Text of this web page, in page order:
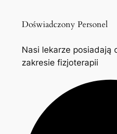
Doświadczony Personel
Nasi lekarze posiadają
zakresie fizjoterapii